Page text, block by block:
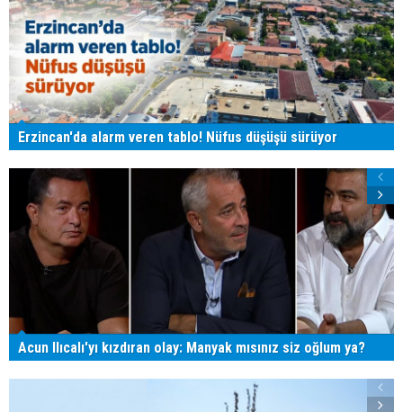
Erzincan'da alarm veren tablo! Nüfus düşüşü sürüyor
Acun Ilıcalı'yı kızdıran olay: Manyak mısınız siz oğlum ya?